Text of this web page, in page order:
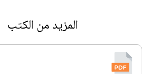
المزيد من الكتب